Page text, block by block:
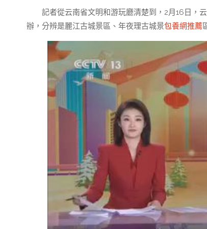
記者從云南省文明和游玩廳清楚到，2月16日，
辦，分辨是麗江古城景區、年夜理古城景包養網推薦